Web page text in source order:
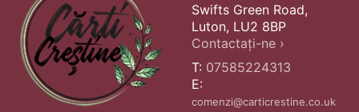
Swifts Green Road,
Luton, LU2 8BP
Contactați-ne ›
T: 07585224313
E:
comenzi@carticrestine.co.uk